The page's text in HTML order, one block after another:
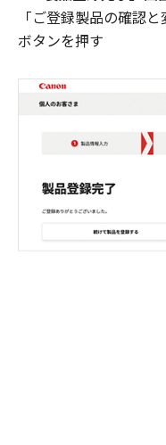
「ご登録製品の確認と
ボタンを押す